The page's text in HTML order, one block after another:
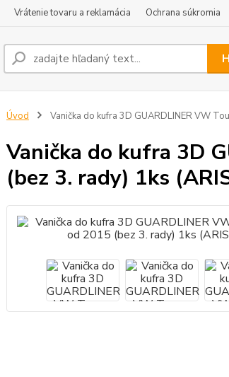
Vrátenie tovaru a reklamácia Ochrana súkromia
Úvod Vanička do kufra 3D GUARDLINER VW
Vanička do kufra 3D
(bez 3. rady) 1ks